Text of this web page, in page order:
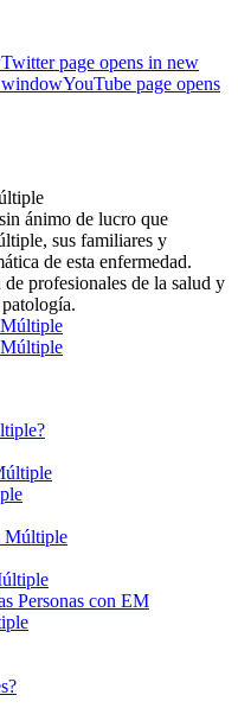
Twitter page opens in new
windowYouTube page opens
ánimo de lucro que
sus familiares y
de esta enfermedad.
profesionales de la salud y
Múltiple
Personas con EM